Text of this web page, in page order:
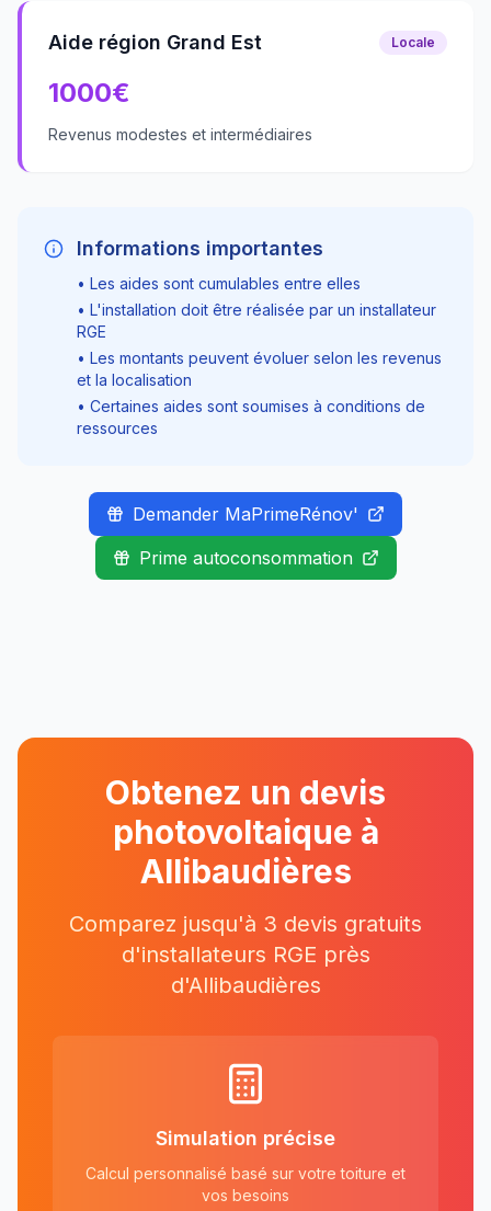
Aide région Grand Est Locale
1000€
Revenus modestes et intermédiaires
Informations importantes
• Les aides sont cumulables entre elles
• L'installation doit être réalisée par un installateur
RGE
• Les montants peuvent évoluer selon les revenus
et la localisation
• Certaines aides sont soumises à conditions de
ressources
Demander MaPrimeRénov'
Prime autoconsommation
Obtenez un devis
photovoltaique à
Allibaudières
Comparez jusqu'à 3 devis gratuits
d'installateurs RGE près
d'Allibaudières
Simulation précise
Calcul personnalisé basé sur votre toiture et
vos besoins